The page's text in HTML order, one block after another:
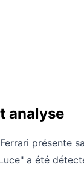
analyse
présente
a été